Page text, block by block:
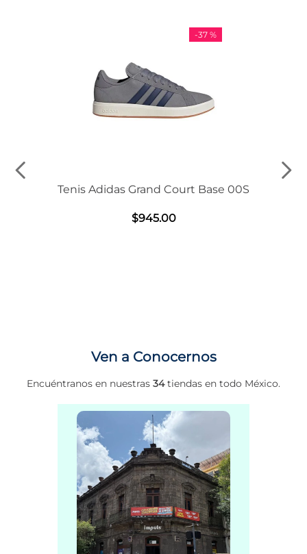
-37 %
Tenis Adidas Grand Court Base 00S
$945.00
Ven a Conocernos
Encuéntranos en nuestras 34tiendas en todo México.